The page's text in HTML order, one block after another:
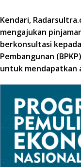
Kendari,
mengajukan
berkonsultasi
Pembangunan
untuk mendapatkan